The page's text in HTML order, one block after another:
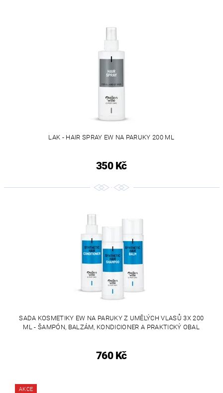
LAK - HAIR SPRAY EW NA PARUKY 200 ML
350 Kč
SADA KOSMETIKY EW NA PARUKY Z UMĚLÝCH VLASŮ 3X 200
ML - ŠAMPÓN, BALZÁM, KONDICIONER A PRAKTICKÝ OBAL
760 Kč
AKCE